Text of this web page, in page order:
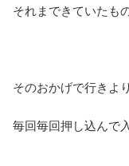
それまできていたも
そのおかげで行きよ
毎回毎回押し込んで